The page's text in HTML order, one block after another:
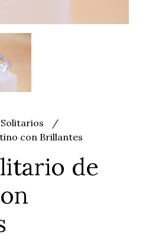
Solitarios
con Brillantes
de